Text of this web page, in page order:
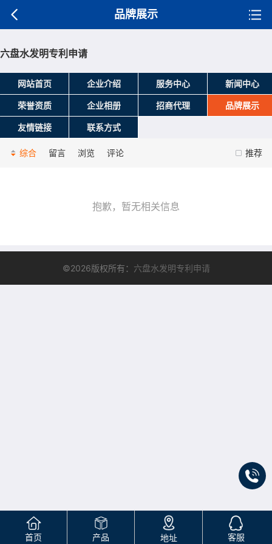
品牌展示
六盘水发明专利申请
网站首页 企业介绍 服务中心 新闻中心
荣誉资质 企业相册 招商代理 品牌展示
友情链接 联系方式
推荐
综合 留言 浏览 评论
抱歉，暂无相关信息
©2026版权所有： 六盘水发明专利申请
首页 产品 地址 客服